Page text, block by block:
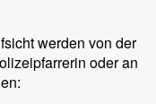
werden von der
oder an